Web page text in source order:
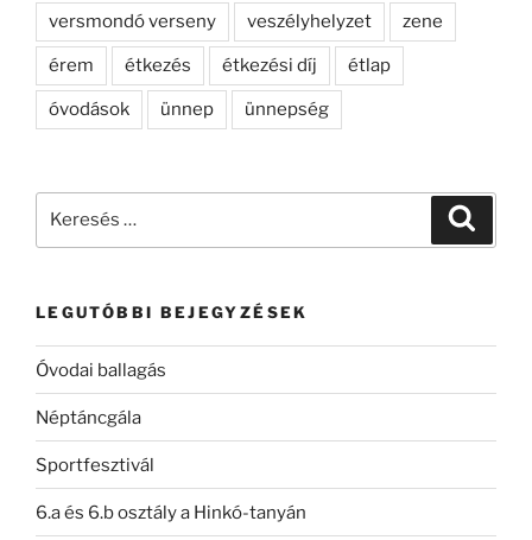
versmondó verseny veszélyhelyzet zene
érem étkezés étkezési díj étlap
óvodások ünnep ünnepség
LEGUTÓBBI BEJEGYZÉSEK
Óvodai ballagás
Néptáncgála
Sportfesztivál
6.a és 6.b osztály a Hinkó-tanyán